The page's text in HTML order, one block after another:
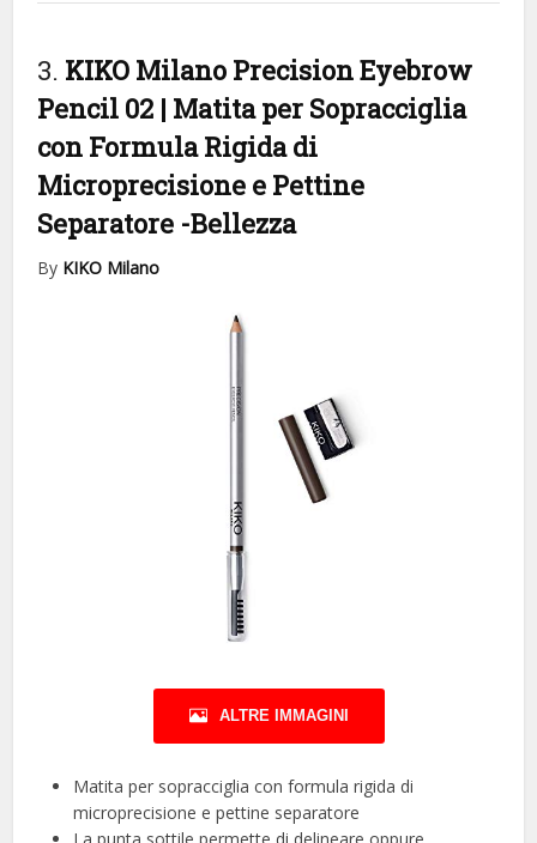
3. KIKO Milano Precision Eyebrow
Pencil 02 | Matita per Sopracciglia
con Formula Rigida di
Microprecisione e Pettine
Separatore -Bellezza
By KIKO Milano
ALTRE IMMAGINI
Matita per sopracciglia con formula rigida di
microprecisione e pettine separatore